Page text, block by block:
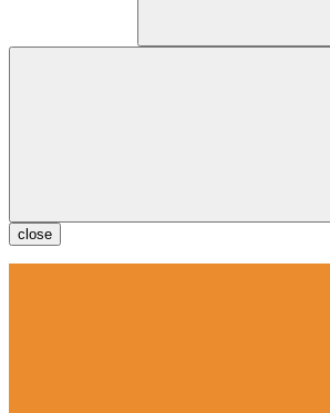
close